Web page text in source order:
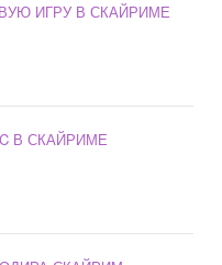
ИГРУ В СКАЙРИМЕ
В СКАЙРИМЕ